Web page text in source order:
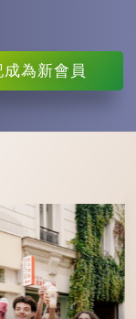
成為新會員